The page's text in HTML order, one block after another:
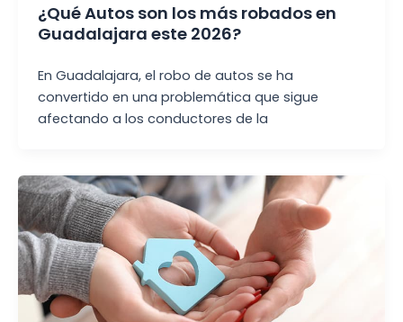
¿Qué Autos son los más robados en
Guadalajara este 2026?
En Guadalajara, el robo de autos se ha
convertido en una problemática que sigue
afectando a los conductores de la